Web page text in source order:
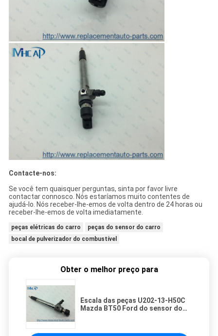
Contacte-nos:
Se você tem quaisquer perguntas, sinta por favor livre
contactar connosco. Nós estaríamos muito contentes de
ajudá-lo. Nós receber-lhe-emos de volta dentro de 24 horas ou
receber-lhe-emos de volta imediatamente.
peças elétricas do carro
peças do sensor do carro
bocal de pulverizador do combustível
Obter o melhor preço para
Escala das peças U202-13-H50C
Mazda BT50 Ford do sensor do